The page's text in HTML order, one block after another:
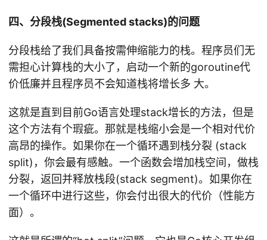
四、分段栈(Segmented stacks)的问题
分段栈给了我们具备按需伸缩能力的栈。程序员们无
需担心计算栈的大小了，启动一个新的goroutine代
价低廉并且程序员不会知道栈将增长多 大。
这就是直到目前Go语言处理stack增长的方法，但是
这个方法有个瑕疵。那就是栈缩小会是一个相对代价
高昂的操作。如果你在一个循环遇到栈分裂 (stack
split)，你会最有感触。一个函数会增加栈空间，做栈
分裂，返回并释放栈段(stack segment)。如果你在
一个循环中进行这些，你会付出很大的代价（性能方
面）。